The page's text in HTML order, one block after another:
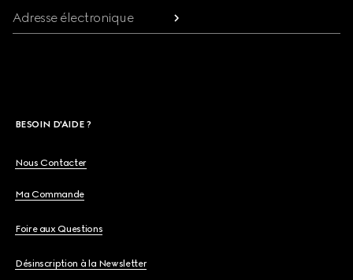
Adresse électronique
BESOIN D'AIDE ?
Nous Contacter
Ma Commande
Foire aux Questions
Désinscription à la Newsletter